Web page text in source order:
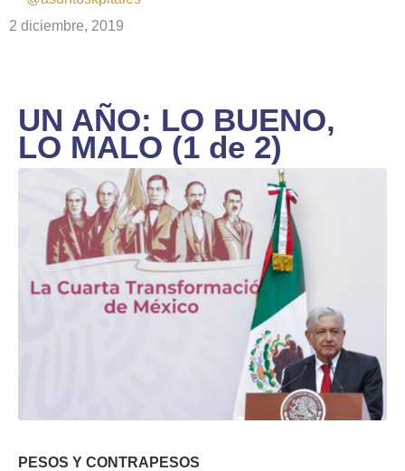
2 diciembre, 2019
UN AÑO: LO BUENO,
LO MALO (1 de 2)
PESOS Y CONTRAPESOS